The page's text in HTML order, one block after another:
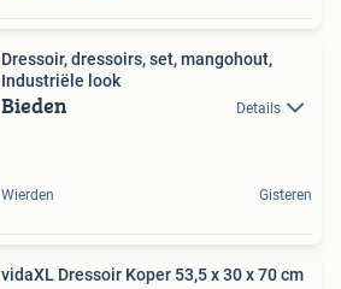
Dressoir, dressoirs, set, mangohout,
Industriële look
Bieden Details
Wierden Gisteren
vidaXL Dressoir Koper 53,5 x 30 x 70 cm